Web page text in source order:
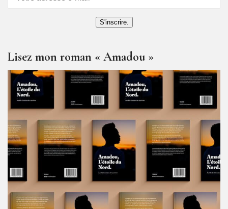
S'inscrire.
Lisez mon roman « Amadou »